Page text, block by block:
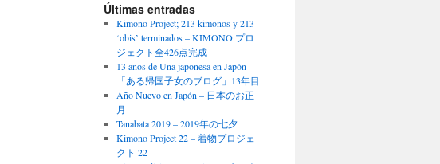
Últimas entradas
Kimono Project; 213 kimonos y 213
‘obis’ terminados – KIMONO プロ
ジェクト全426点完成
13 años de Una japonesa en Japón –
「ある帰国子女のブログ」13年目
Año Nuevo en Japón – 日本のお正
月
Tanabata 2019 – 2019年の七夕
Kimono Project 22 – 着物プロジェ
クト 22